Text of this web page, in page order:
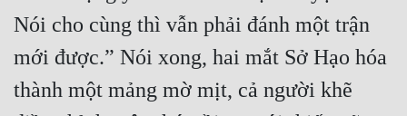
Nói cho cùng thì vẫn phải đánh một trận
mới được.” Nói xong, hai mắt Sở Hạo hóa
thành một mảng mờ mịt, cả người khẽ